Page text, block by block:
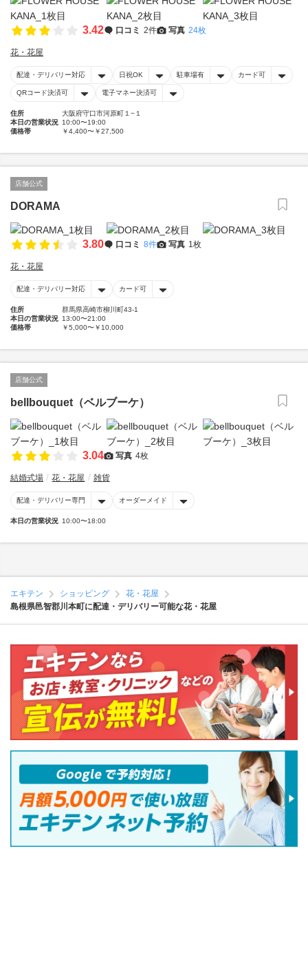
3.42 口コミ 2件 写真 24枚
花・花屋
配達・デリバリー対応 日祝OK 駐車場有 カード可
QRコード決済可 電子マネー決済可
住所
大阪府守口市河原町１−１
本日の営業状況 10:00〜19:00
価格帯
￥4,400〜￥27,500
店舗公式
DORAMA
3.80 口コミ 8件 写真 1枚
花・花屋
配達・デリバリー対応 カード可
住所
群馬県高崎市柳川町43-1
本日の営業状況 13:00〜21:00
価格帯
￥5,000〜￥10,000
店舗公式
bellbouquet（ベルブーケ）
3.04 写真 4枚
結婚式場 花・花屋 雑貨
配達・デリバリー専門 オーダーメイド
本日の営業状況 10:00〜18:00
エキテン ショッピング
花・花屋
島根県邑智郡川本町に配達・デリバリー可能な花・花屋